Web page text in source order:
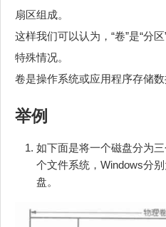
扇区组成。
这样我们可以认为，“卷”是“分
特殊情况。
卷是操作系统或应用程序存储数
举例
如下面是将一个磁盘分为
个文件系统，Windows分
盘。